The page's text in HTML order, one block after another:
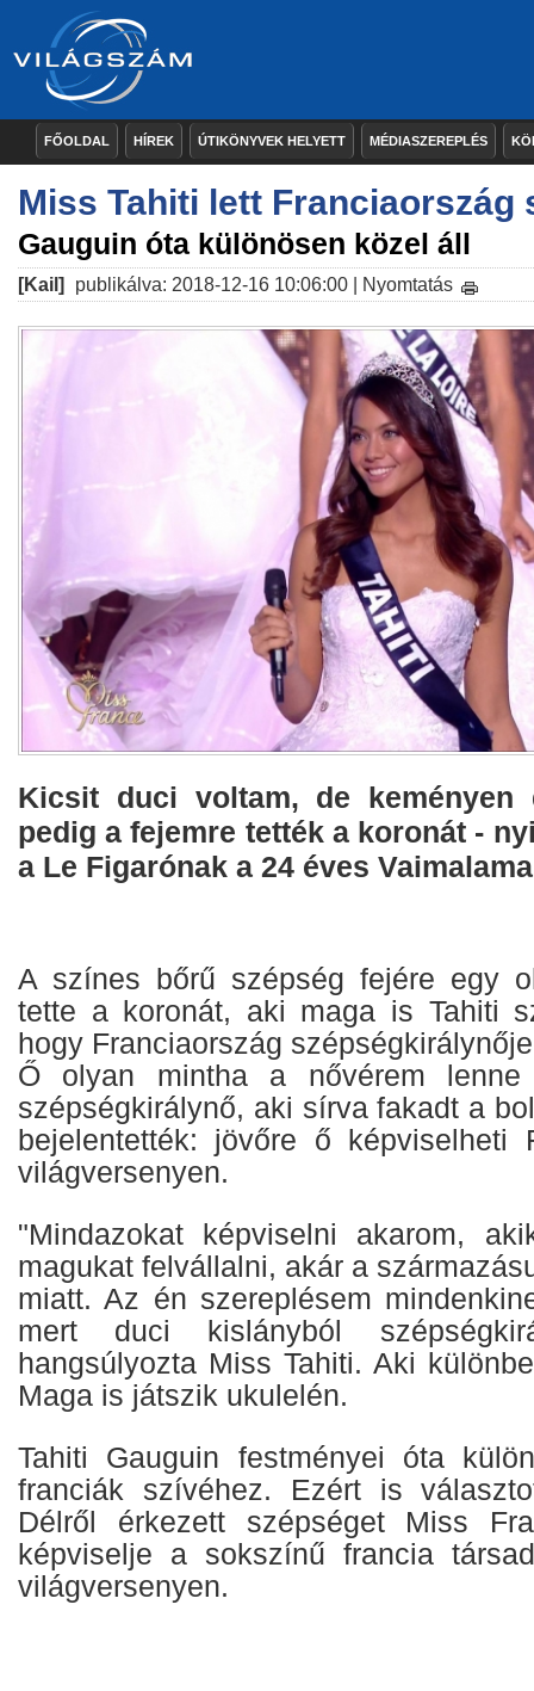
FŐOLDAL HÍREK ÚTIKÖNYVEK HELYETT MÉDIASZEREPLÉS
Miss Tahiti lett Franciaország
Gauguin óta különösen közel áll
[Kail] publikálva: 2018-12-16 10:06:00 | Nyomtatás
Kicsit duci voltam, de keményen
pedig a fejemre tették a koronát -
a Le Figarónak a 24 éves
A színes bőrű szépség fejére egy
tette a koronát, aki maga is Tahiti
hogy Franciaország
Ő olyan mintha a nővérem
szépségkirálynő, aki sírva fakadt a
bejelentették: jövőre ő képviselheti
világversenyen.
"Mindazokat képviselni akarom,
magukat felvállalni, akár a
miatt. Az én szereplésem
mert duci kislányból
hangsúlyozta Miss Tahiti. Aki
Maga is játszik ukulelén.
Tahiti Gauguin festményei óta
franciák szívéhez. Ezért is
Délről érkezett szépséget Miss
képviselje a sokszínű francia
világversenyen.